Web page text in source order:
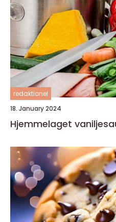
redaktionel
18. January 2024